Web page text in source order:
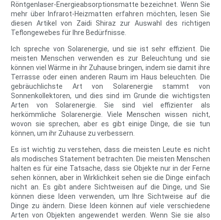
Röntgenlaser-Energieabsorptionsmatte bezeichnet. Wenn Sie
mehr über Infrarot-Heizmatten erfahren möchten, lesen Sie
diesen Artikel von Zaidi Shiraz zur Auswahl des richtigen
Teflongewebes für Ihre Bedürfnisse.
Ich spreche von Solarenergie, und sie ist sehr effizient. Die
meisten Menschen verwenden es zur Beleuchtung und sie
können viel Wärme in ihr Zuhause bringen, indem sie damit ihre
Terrasse oder einen anderen Raum im Haus beleuchten. Die
gebräuchlichste Art von Solarenergie stammt von
Sonnenkollektoren, und dies sind im Grunde die wichtigsten
Arten von Solarenergie. Sie sind viel effizienter als
herkömmliche Solarenergie. Viele Menschen wissen nicht,
wovon sie sprechen, aber es gibt einige Dinge, die sie tun
können, um ihr Zuhause zu verbessern.
Es ist wichtig zu verstehen, dass die meisten Leute es nicht
als modisches Statement betrachten. Die meisten Menschen
halten es für eine Tatsache, dass sie Objekte nur in der Ferne
sehen können, aber in Wirklichkeit sehen sie die Dinge einfach
nicht an. Es gibt andere Sichtweisen auf die Dinge, und Sie
können diese Ideen verwenden, um Ihre Sichtweise auf die
Dinge zu ändern. Diese Ideen können auf viele verschiedene
Arten von Objekten angewendet werden. Wenn Sie sie also